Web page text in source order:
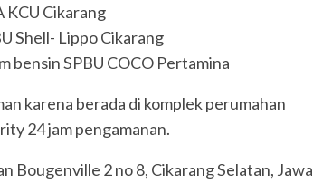
KCU Cikarang
Shell- Lippo Cikarang
bensin SPBU COCO Pertamina
karena berada di komplek perumahan
24 jam pengamanan.
Bougenville 2 no 8, Cikarang Selatan, Jawa